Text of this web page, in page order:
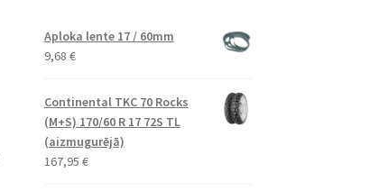
Aploka lente 17 / 60mm
9,68 €
Continental TKC 70 Rocks
(M+S) 170/60 R 17 72S TL
(aizmugurējā)
167,95 €